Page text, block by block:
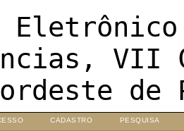
VII
de
CADASTRO PESQUISA